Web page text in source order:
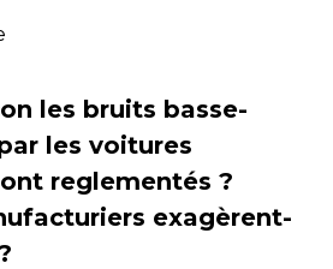
les bruits basse-
les voitures
reglementés ?
exagèrent-